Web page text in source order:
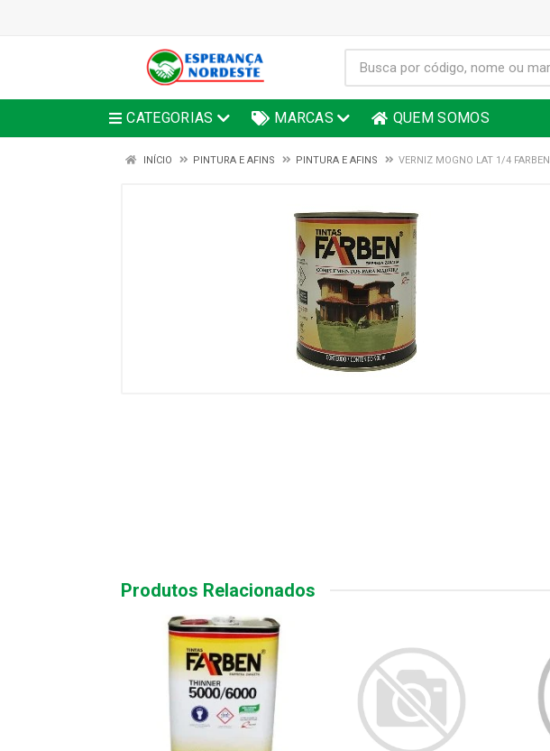
CATEGORIAS MARCAS QUEM SOMOS
INÍCIO PINTURA E AFINS PINTURA E AFINS VERNIZ MOGNO LAT 1/4 FARBEN
Produtos Relacionados